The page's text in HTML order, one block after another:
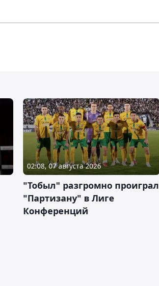
02:08, 07 августа 2026
"Тобыл" разгромно проиграл
"Партизану" в Лиге
Конференций